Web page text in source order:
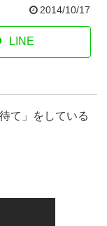
2014/10/17
LINE
て」をしている